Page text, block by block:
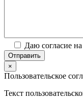
Даю согласие
×
Пользовательское
Текст